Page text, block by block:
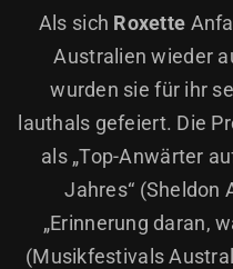
Als sich Roxette
Australien wieder
wurden sie für ihr
lauthals gefeiert. Die
als „Top-Anwärter
Jahres“ (Sheldon
„Erinnerung daran,
(Musikfestivals